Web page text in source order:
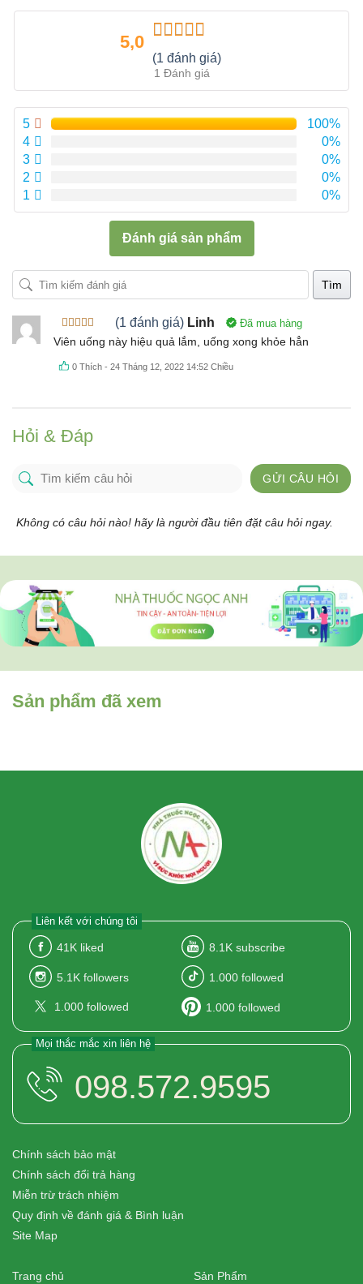
5,0
Được xếp
hạng 5.00
sao
(1 đánh giá)
1 Đánh giá
5
100%
4
0%
3
0%
2
0%
1
0%
Đánh giá sản phẩm
Tìm
Được xếp
hạng55
sao
(1 đánh giá) Linh Đã mua hàng
Viên uống này hiệu quả lắm, uống xong khỏe hẳn
0 Thích -24 Tháng 12, 2022 14:52 Chiều
Hỏi & Đáp
GỬI CÂU HỎI
Không có câu hỏi nào! hãy là người đầu tiên đặt câu hỏi ngay.
Sản phẩm đã xem
Liên kết với chúng tôi
41K liked 8.1K subscribe
5.1K followers 1.000 followed
1.000 followed 1.000 followed
Mọi thắc mắc xin liên hệ
098.572.9595
Chính sách bảo mật
Chính sách đổi trả hàng
Miễn trừ trách nhiệm
Quy định về đánh giá & Bình luận
Site Map
Trang chủ Sản Phẩm